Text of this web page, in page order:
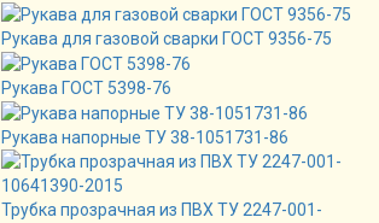
Рукава для газовой сварки ГОСТ 9356-75
Рукава ГОСТ 5398-76
Рукава напорные ТУ 38-1051731-86
Трубка прозрачная из ПВХ ТУ 2247-001-